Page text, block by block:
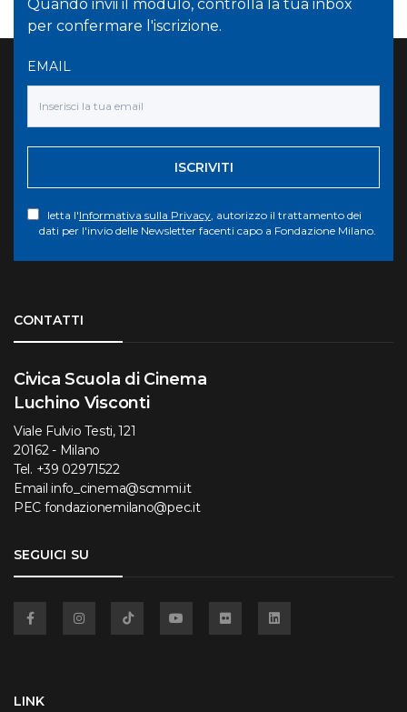
Quando invii il modulo, controlla la tua inbox
per confermare l'iscrizione.
EMAIL
ISCRIVITI
letta l'Informativa sulla Privacy , autorizzo il trattamento dei
dati per l'invio delle Newsletter facenti capo a Fondazione Milano.
CONTATTI
Civica Scuola di Cinema
Luchino Visconti
Viale Fulvio Testi, 121
20162 - Milano
Tel. +39 02971522
Email info_cinema@scmmi.it
PEC fondazionemilano@pec.it
SEGUICI SU
LINK